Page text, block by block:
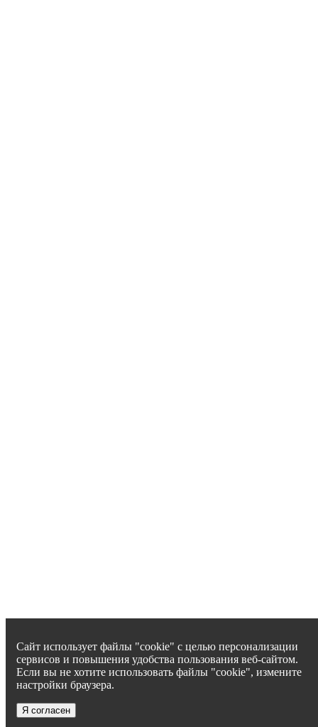
Сайт использует файлы "cookie" с целью персонализации
сервисов и повышения удобства пользования веб-сайтом.
Если вы не хотите использовать файлы "cookie", измените
настройки браузера.
Я согласен